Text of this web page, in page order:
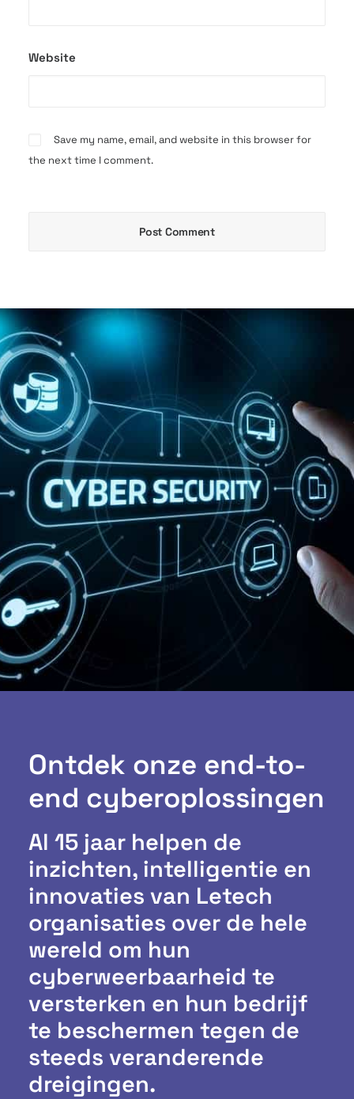
Website
Save my name, email, and website in this browser for
the next time I comment.
Ontdek onze end-to-
end cyberoplossingen
Al 15 jaar helpen de
inzichten, intelligentie en
innovaties van Letech
organisaties over de hele
wereld om hun
cyberweerbaarheid te
versterken en hun bedrijf
te beschermen tegen de
steeds veranderende
dreigingen.